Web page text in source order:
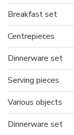
Breakfast set
Centrepieces
Dinnerware set
Serving pieces
Various objects
Dinnerware set